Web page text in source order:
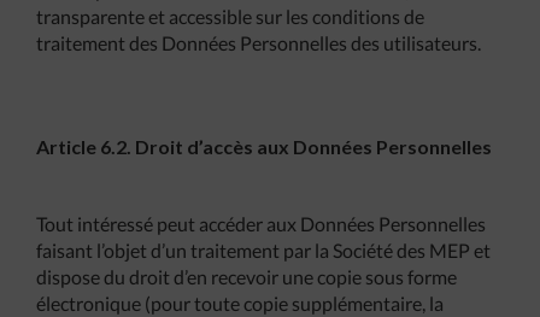
transparente et accessible sur les conditions de
traitement des Données Personnelles des utilisateurs.
Article 6.2. Droit d’accès aux Données Personnelles
Tout intéressé peut accéder aux Données Personnelles
faisant l’objet d’un traitement par la Société des MEP et
dispose du droit d’en recevoir une copie sous forme
électronique (pour toute copie supplémentaire, la